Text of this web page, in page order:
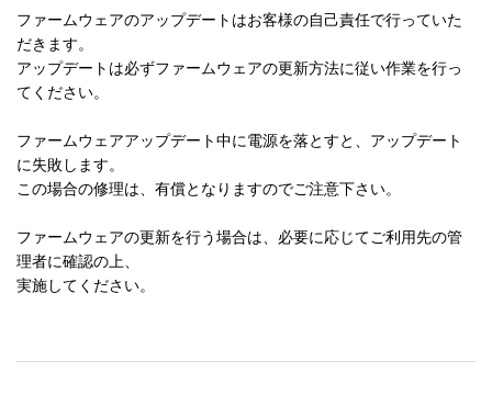
この契約書の中のある条項が裁判所によって無効と判断
された場合でも、残りの条項は効力を有します。
１０．契約の完全合意性
この契約書は、「ソフトウェア」の使用について、使用
者と当社の間で取り決められた内容のすべてを記載するも
のであり、本件に関して、今までに取り交わした契約（口
頭、文書の両方を含みます）に優先して適用されるもので
この契約書に関して、改訂、変更がなされないものとし
ます。
ファームウェアのアップデートはお客様の自己責任で行っていた
だきます。
アップデートは必ずファームウェアの更新方法に従い作業を行っ
てください。
ファームウェアアップデート中に電源を落とすと、アップデート
に失敗します。
この場合の修理は、有償となりますのでご注意下さい。
ファームウェアの更新を行う場合は、必要に応じてご利用先の管
理者に確認の上、
実施してください。